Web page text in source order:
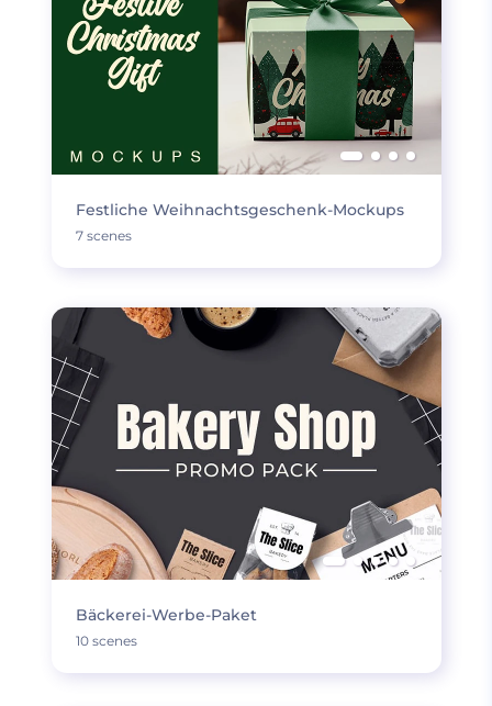
Festliche Weihnachtsgeschenk-Mockups
7 scenes
Bäckerei-Werbe-Paket
10 scenes